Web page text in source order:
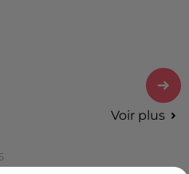
Voir plus